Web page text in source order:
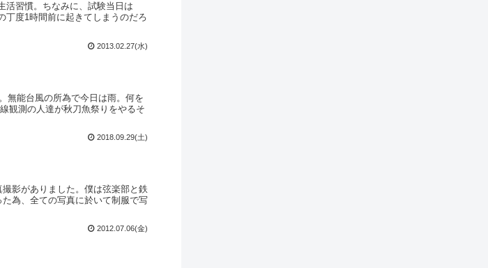
活習慣。ちなみに、試験当日は
丁度1時間前に起きてしまうのだろ
2013.02.27(水)
無能台風の所為で今日は雨。何を
観測の人達が秋刀魚祭りをやるそ
2018.09.29(土)
影がありました。僕は弦楽部と鉄
為、全ての写真に於いて制服で写
2012.07.06(金)